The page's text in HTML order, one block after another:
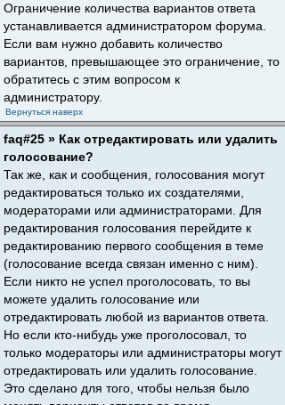
Ограничение количества вариантов ответа
устанавливается администратором форума.
Если вам нужно добавить количество
вариантов, превышающее это ограничение, то
обратитесь с этим вопросом к
администратору.
Вернуться наверх
faq#25 » Как отредактировать или удалить
голосование?
Так же, как и сообщения, голосования могут
редактироваться только их создателями,
модераторами или администраторами. Для
редактирования голосования перейдите к
редактированию первого сообщения в теме
(голосование всегда связан именно с ним).
Если никто не успел проголосовать, то вы
можете удалить голосование или
отредактировать любой из вариантов ответа.
Но если кто-нибудь уже проголосовал, то
только модераторы или администраторы могут
отредактировать или удалить голосование.
Это сделано для того, чтобы нельзя было